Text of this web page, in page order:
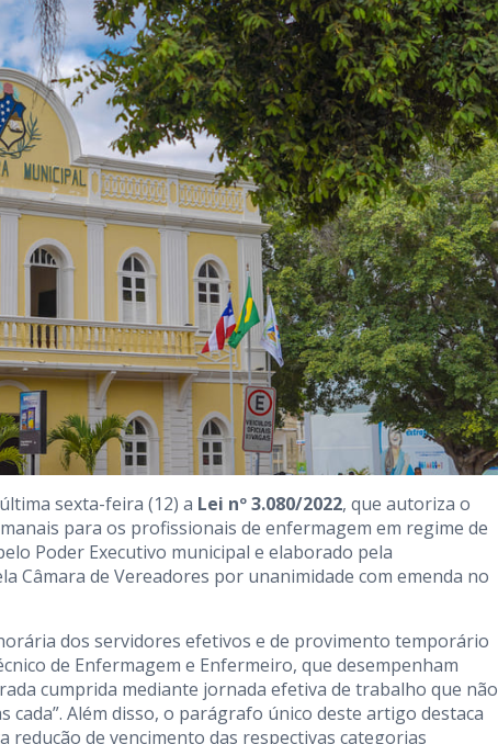
sexta-feira (12) a Lei nº 3.080/2022, que autoriza o
para os profissionais de enfermagem em regime de
Poder Executivo municipal e elaborado pela
Câmara de Vereadores por unanimidade com emenda no
dos servidores efetivos e de provimento temporário
de Enfermagem e Enfermeiro, que desempenham
cumprida mediante jornada efetiva de trabalho que não
cada”. Além disso, o parágrafo único deste artigo destaca
de vencimento das respectivas categorias